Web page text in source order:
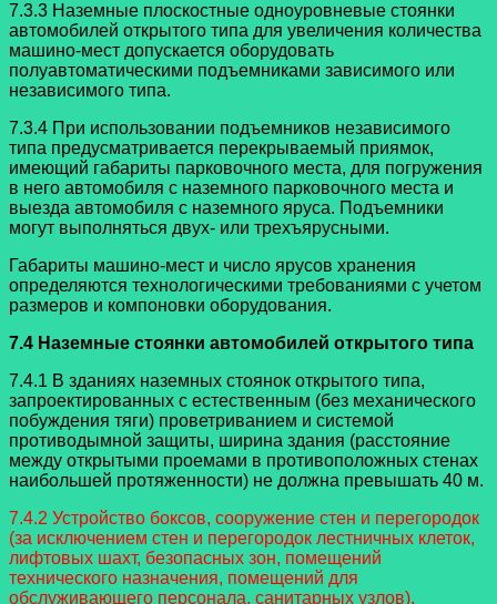
7.3.3 Наземные плоскостные одноуровневые стоянки
автомобилей открытого типа для увеличения количества
машино-мест допускается оборудовать
полуавтоматическими подъемниками зависимого или
независимого типа.
7.3.4 При использовании подъемников независимого
типа предусматривается перекрываемый приямок,
имеющий габариты парковочного места, для погружения
в него автомобиля с наземного парковочного места и
выезда автомобиля с наземного яруса. Подъемники
могут выполняться двух- или трехъярусными.
Габариты машино-мест и число ярусов хранения
определяются технологическими требованиями с учетом
размеров и компоновки оборудования.
7.4 Наземные стоянки автомобилей открытого типа
7.4.1 В зданиях наземных стоянок открытого типа,
запроектированных с естественным (без механического
побуждения тяги) проветриванием и системой
противодымной защиты, ширина здания (расстояние
между открытыми проемами в противоположных стенах
наибольшей протяженности) не должна превышать 40 м.
7.4.2 Устройство боксов, сооружение стен и перегородок
(за исключением стен и перегородок лестничных клеток,
лифтовых шахт, безопасных зон, помещений
технического назначения, помещений для
обслуживающего персонала, санитарных узлов),